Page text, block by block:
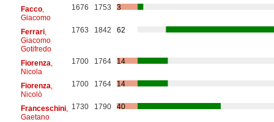
Facco,
Giacomo
1676 1753 3
Ferrari,
Giacomo
Gotifredo
1763 1842 62
Fiorenza
Nicola
1700 1764 14
Fiorenza
Nicolò
1700 1764 14
Franceschini,
Gaetano
1730 1790 40